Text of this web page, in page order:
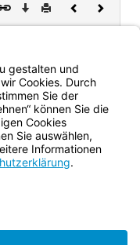
Download
DruckenVorheriges